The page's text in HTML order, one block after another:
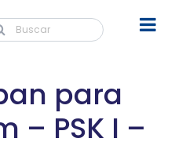
para
– PSK I –